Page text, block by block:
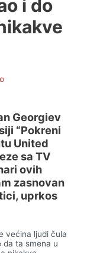
i do
Georgiev
“Pokreni
United
sa TV
ovih
zasnovan
uprkos
većina ljudi čula
da ta smena u